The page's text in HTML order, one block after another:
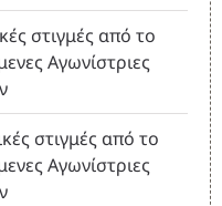
στιγμές από το
Αγωνίστριες
στιγμές από το
Αγωνίστριες